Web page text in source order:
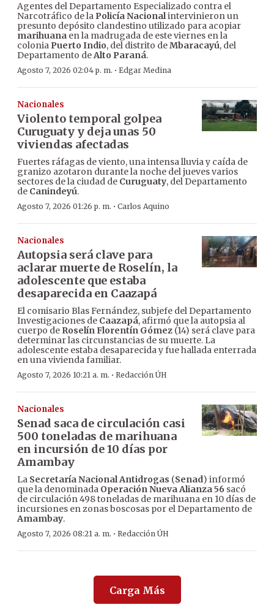
Agentes del Departamento Especializado contra el
Narcotráfico de la Policía Nacionalintervinieron un
presunto depósito clandestino utilizado para acopiar
marihuana en la madrugada de este viernes en la
colonia Puerto Indio, del distrito deMbaracayú, del
Departamento deAlto Paraná.
Agosto 7, 2026 02:04 p. m. · Edgar Medina
Nacionales
Violento temporal golpea
Curuguaty y deja unas 50
viviendas afectadas
Fuertes ráfagas de viento, una intensa lluvia y caída de
granizo azotaron durante la noche del jueves varios
sectores de la ciudad de Curuguaty, del Departamento
de Canindeyú.
Agosto 7, 2026 01:26 p. m. · Carlos Aquino
Nacionales
Autopsia será clave para
aclarar muerte de Roselín, la
adolescente que estaba
desaparecida en Caazapá
El comisario Blas Fernández, subjefe del Departamento
Investigaciones de Caazapá, afirmó que la autopsia al
cuerpo de Roselín Florentín Gómez (14) será clave para
determinar las circunstancias de su muerte. La
adolescente estaba desaparecida y fue hallada enterrada
en una vivienda familiar.
Agosto 7, 2026 10:21 a. m. · Redacción ÚH
Nacionales
Senad saca de circulación casi
500 toneladas de marihuana
en incursión de 10 días por
Amambay
La Secretaría Nacional Antidrogas (Senad) informó
que la denominada Operación Nueva Alianza 56 sacó
de circulación 498 toneladas de marihuana en 10 días de
incursiones en zonas boscosas por el Departamento de
Amambay.
Agosto 7, 2026 08:21 a. m. · Redacción ÚH
Carga Más